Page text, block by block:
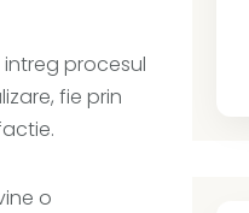
procesul
fie prin
o